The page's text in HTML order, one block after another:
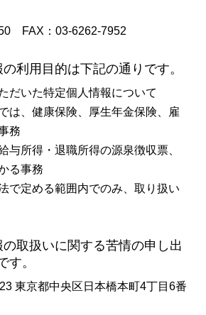
FAX：03-6262-7952
利用目的は下記の通りです。
だいた特定個人情報について
は、健康保険、厚生年金保険、雇
務
与所得・退職所得の源泉徴収票、
る事務
で定める範囲内でのみ、取り扱い
取扱いに関する苦情の申し出
す。
東京都中央区日本橋本町4丁目6番